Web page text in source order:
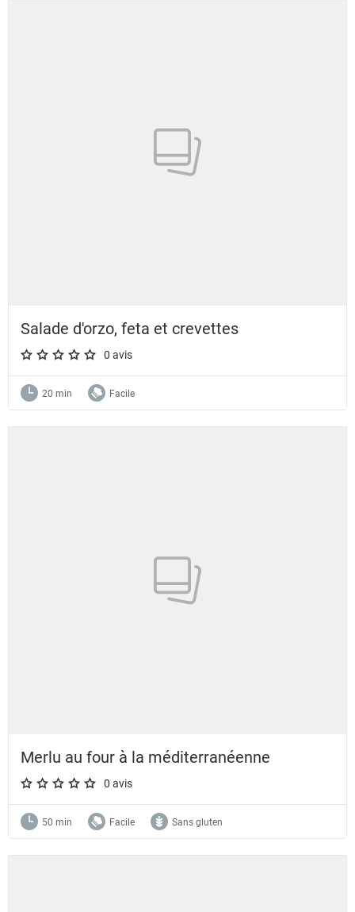
Salade d'orzo, feta et crevettes
A star rating of 0 out of 5.
0 avis
20 min Facile
Merlu au four à la méditerranéenne
A star rating of 0 out of 5.
0 avis
50 min Facile Sans gluten